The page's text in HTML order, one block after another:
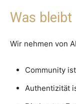
Was bleibt
Wir nehmen von
Community
Authentizität